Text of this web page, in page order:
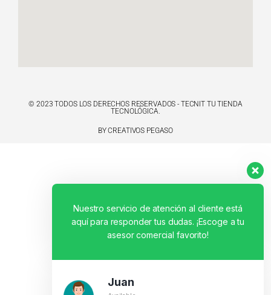
© 2023 TODOS LOS DERECHOS RESERVADOS - TECNIT TU TIENDA
TECNOLÓGICA.
BY CREATIVOS PEGASO
Nuestro servicio de atención al cliente está
aquí para responder tus dudas. ¡Escoge a tu
asesor comercial favorito!
Juan